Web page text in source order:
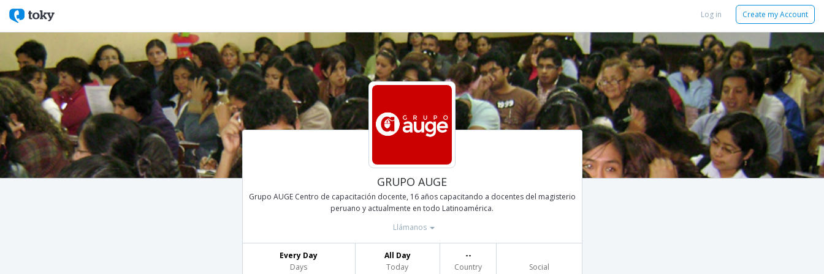
Log in Create my Account
GRUPO AUGE
Grupo AUGE Centro de capacitación docente, 16 años capacitando a docentes del magisterio
peruano y actualmente en todo Latinoamérica.
Llámanos
Every Day
Days
All Day
Today
--
Country
Social